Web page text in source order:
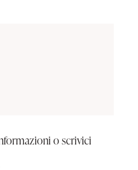
o scrivici